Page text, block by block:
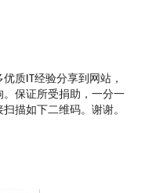
质IT经验分享到网站，
保证所受捐助，一分一
描如下二维码。谢谢。